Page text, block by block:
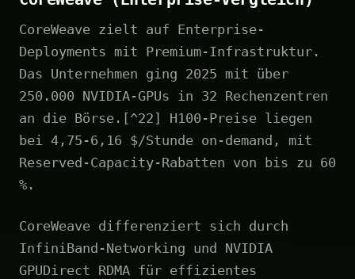
CoreWeave zielt auf Enterprise-
Deployments mit Premium-Infrastruktur.
Das Unternehmen ging 2025 mit über
250.000 NVIDIA-GPUs in 32 Rechenzentren
an die Börse.[^22] H100-Preise liegen
bei 4,75-6,16 $/Stunde on-demand, mit
Reserved-Capacity-Rabatten von bis zu 60
%.
CoreWeave differenziert sich durch
InfiniBand-Networking und NVIDIA
GPUDirect RDMA für effizientes